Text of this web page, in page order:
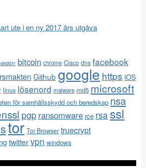
ute i en ny 2017 års utgåva
bitcoin chrome Cisco dns facebook
Github google https iOS
linux lösenord malware md5 microsoft
för samhällsskydd och beredskap nsa
pgp ransomware rce rsa ssl
tor Tor Browser truecrypt
twittervpn windows